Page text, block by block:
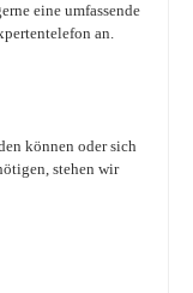
eine umfassende
an.
können oder sich
stehen wir